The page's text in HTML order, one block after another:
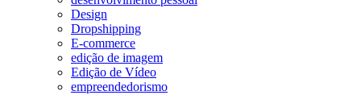
Design
Dropshipping
E-commerce
edição de imagem
Edição de Vídeo
empreendedorismo